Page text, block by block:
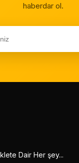
haberdar ol.
Dair Her şey...